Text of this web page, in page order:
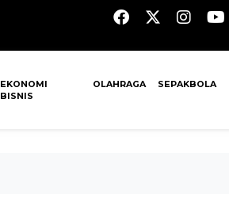
EKONOMI
BISNIS
OLAHRAGA SEPAKBOLA